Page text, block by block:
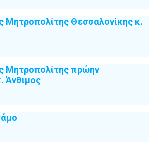
Μητροπολίτης Θεσσαλονίκης κ.
Μητροπολίτης πρώην
Άνθιμος